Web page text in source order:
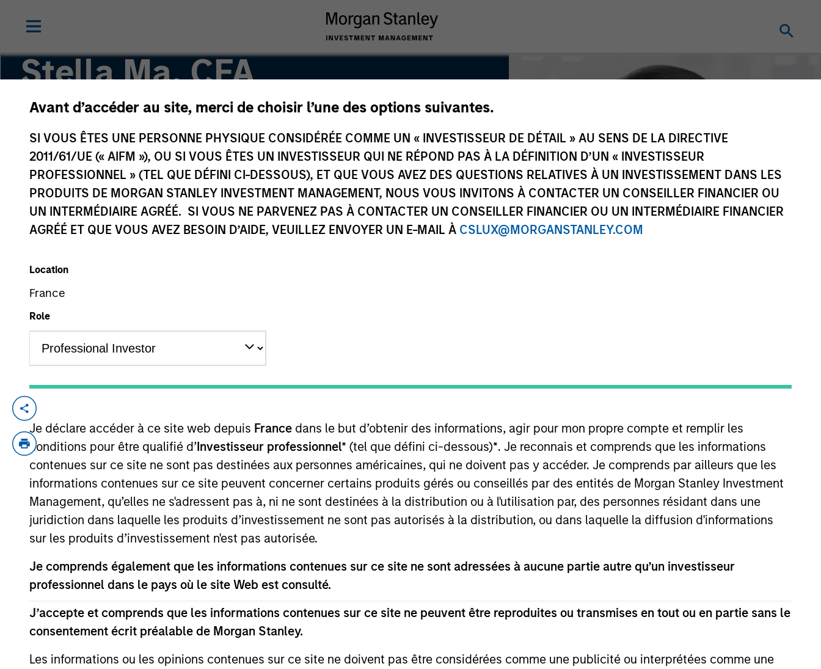
Avant d’accéder au site, merci de choisir l’une des options suivantes.
SI VOUS ÊTES UNE PERSONNE PHYSIQUE CONSIDÉRÉE COMME UN « INVESTISSEUR DE DÉTAIL » AU SENS DE LA DIRECTIVE
2011/61/UE (« AIFM »), OU SI VOUS ÊTES UN INVESTISSEUR QUI NE RÉPOND PAS À LA DÉFINITION D’UN « INVESTISSEUR
PROFESSIONNEL » (TEL QUE DÉFINI CI-DESSOUS), ET QUE VOUS AVEZ DES QUESTIONS RELATIVES À UN INVESTISSEMENT DANS LES
PRODUITS DE MORGAN STANLEY INVESTMENT MANAGEMENT, NOUS VOUS INVITONS À CONTACTER UN CONSEILLER FINANCIER OU
UN INTERMÉDIAIRE AGRÉÉ. SI VOUS NE PARVENEZ PAS À CONTACTER UN CONSEILLER FINANCIER OU UN INTERMÉDIAIRE FINANCIER
AGRÉÉ ET QUE VOUS AVEZ BESOIN D’AIDE, VEUILLEZ ENVOYER UN E-MAIL À CSLUX@MORGANSTANLEY.COM
Location
France
Role
Je déclare accéder à ce site web depuis France dans le but d’obtenir des informations, agir pour mon propre compte et remplir les
conditions pour être qualifié d’Investisseur professionnel* (tel que défini ci-dessous)*. Je reconnais et comprends que les informations
contenues sur ce site ne sont pas destinées aux personnes américaines, qui ne doivent pas y accéder. Je comprends par ailleurs que les
informations contenues sur ce site peuvent concerner certains produits gérés ou conseillés par des entités de Morgan Stanley Investment
Management, qu’elles ne s'adressent pas à, ni ne sont destinées à la distribution ou à l'utilisation par, des personnes résidant dans une
juridiction dans laquelle les produits d’investissement ne sont pas autorisés à la distribution, ou dans laquelle la diffusion d'informations
sur les produits d’investissement n'est pas autorisée.
Je comprends également que les informations contenues sur ce site ne sont adressées à aucune partie autre qu’un investisseur
professionnel dans le pays où le site Web est consulté.
J’accepte et comprends que les informations contenues sur ce site ne peuvent être reproduites ou transmises en tout ou en partie sans le
consentement écrit préalable de Morgan Stanley.
Les informations ou les opinions contenues sur ce site ne doivent pas être considérées comme une publicité ou interprétées comme une
Stella Ma, CFA
Executive Director
YEARS OF INDUSTRY EXPERIENCE
10 Years
and US Multi Sector portfolios. Stella began her career in the investment industry at Morgan Stanley in 2016. She earned a B.S.E.
in operations research and financial engineering from Princeton University. She also holds the Chartered Financial Analyst
designation and is a member of the New York Society of Security Analysts.
Broad Markets Fixed Income Team View Team
US Investment Grade
Corporate Strategy
Invests in a diversified portfolio of high-quality, investment-grade credit from
U.S. issuers.
US Limited Duration
Invests in U.S. government, corporate bonds, asset-backed and mortgage-